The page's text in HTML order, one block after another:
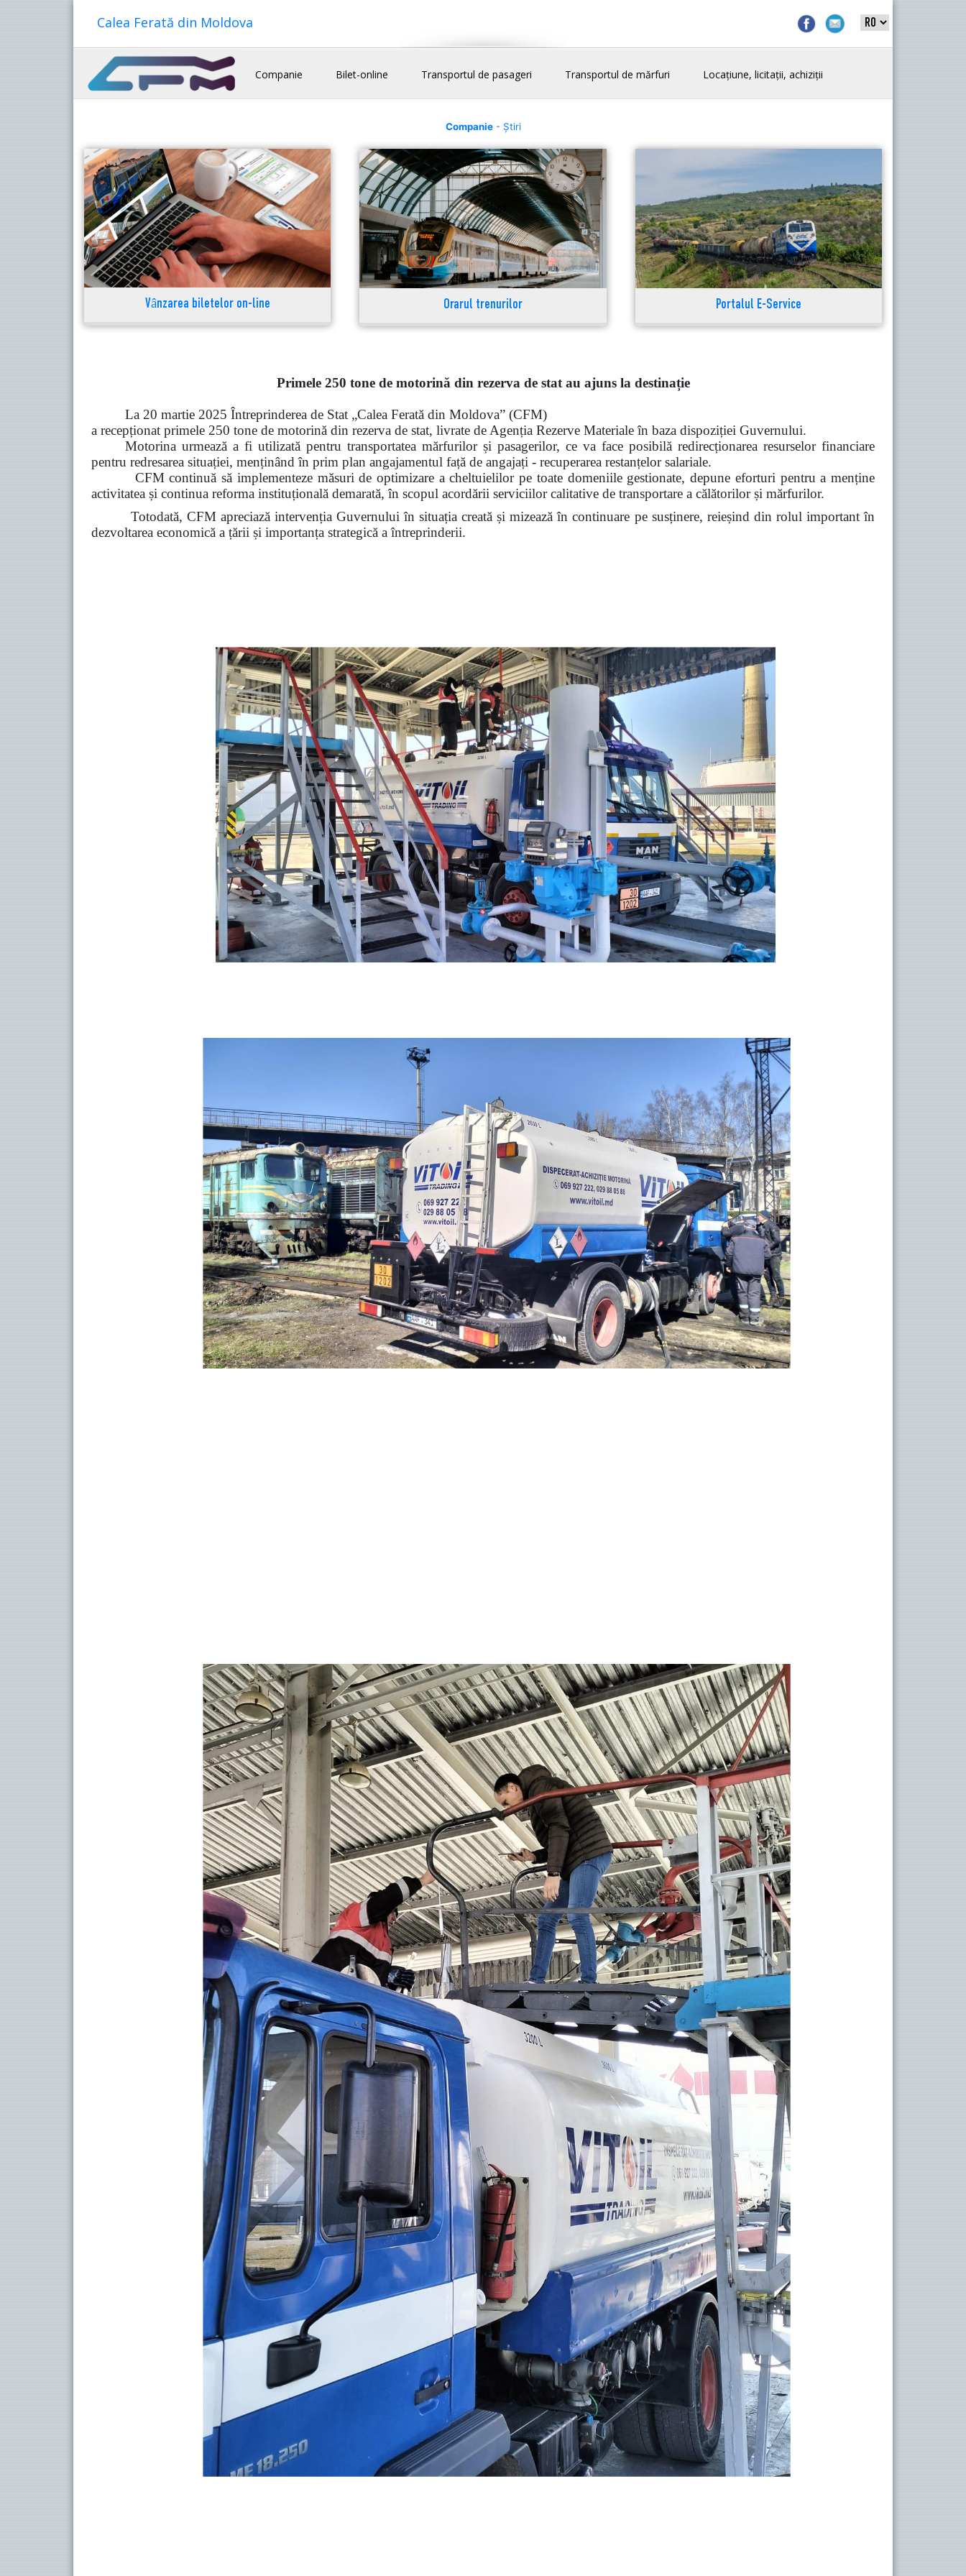
Calea Ferată din Moldova
Companie Bilet-online Transportul de pasageri Transportul de mărfuri Locațiune, licitații, achiziții
Companie- Știri
Vânzarea biletelor on-line Orarul trenurilor Portalul E-Service
Primele 250 tone de motorină din rezerva de stat au ajuns la destinație
La 20 martie 2025 Întreprinderea de Stat „Calea Ferată din Moldova” (CFM)
a recepționat primele 250 tone de motorină din rezerva de stat, livrate de Agenția Rezerve Materiale în baza dispoziției Guvernului.
Motorina urmează a fi utilizată pentru transportatea mărfurilor și pasagerilor, ce va face posibilă redirecționarea resurselor financiare
pentru redresarea situației, menținând în prim plan angajamentul față de angajați - recuperarea restanțelor salariale.
CFM continuă să implementeze măsuri de optimizare a cheltuielilor pe toate domeniile gestionate, depune eforturi pentru a menține
activitatea și continua reforma instituțională demarată, în scopul acordării serviciilor calitative de transportare a călătorilor și mărfurilor.
Totodată, CFM apreciază intervenția Guvernului în situația creată și mizează în continuare pe susținere, reieșind din rolul important în
dezvoltarea economică a țării și importanța strategică a întreprinderii.